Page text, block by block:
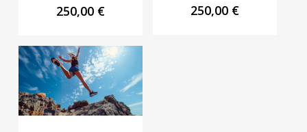
250,00 € 250,00 €